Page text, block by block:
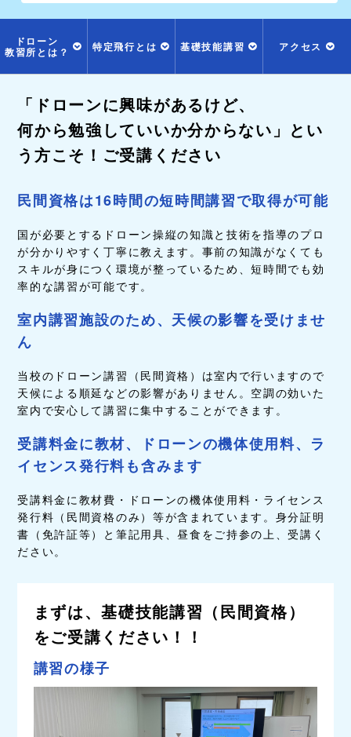
ドローン
教習所とは？ 特定飛行とは 基礎技能講習 アクセス
「ドローンに興味があるけど、
何から勉強していいか分からない」とい
う方こそ！ご受講ください
民間資格は16時間の短時間講習で取得が可能
国が必要とするドローン操縦の知識と技術を指導のプロ
が分かりやすく丁寧に教えます。事前の知識がなくても
スキルが身につく環境が整っているため、短時間でも効
率的な講習が可能です。
室内講習施設のため、天候の影響を受けませ
ん
当校のドローン講習（民間資格 ）は室内で行いますので
天候による順延などの影響がありません。空調の効いた
室内で安心して講習に集中することができます。
受講料金に教材、ドローンの機体使用料、ラ
イセンス発行料も含みます
受講料金に教材費・ドローンの機体使用料・ライセンス
発行料（民間資格のみ）等が含まれています。身分証明
書（免許証等）と筆記用具、昼食をご持参の上、受講く
ださい。
まずは、基礎技能講習（民間資格）
をご受講ください！！
講習の様子